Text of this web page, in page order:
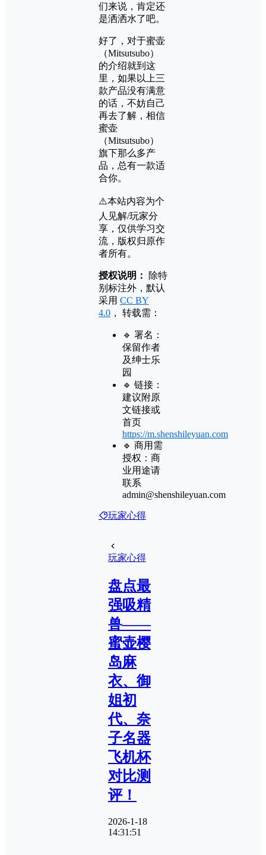
们来说，肯定还
是洒洒水了吧。
好了，对于蜜壶
（Mitsutsubo）
的介绍就到这
里，如果以上三
款产品没有满意
的话，不妨自己
再去了解，相信
蜜壶
（Mitsutsubo）
旗下那么多产
品，总有一款适
合你。
⚠️本站内容为个
人见解/玩家分
享，仅供学习交
流，版权归原作
者所有。
授权说明：
除特
别标注外，默认
采用 CC BY
4.0 ， 转载需：
🔹 署名：
保留作者
及绅士乐
园
🔹 链接：
建议附原
文链接或
首页
https://m.shenshileyuan.com
🔹 商用需
授权：商
业用途请
联系
admin@shenshileyuan.com
玩家心得
玩家心得
盘点最
强吸精
兽——
蜜壶樱
岛麻
衣、御
姐初
代、奈
子名器
飞机杯
对比测
评！
2026-1-18
14:31:51